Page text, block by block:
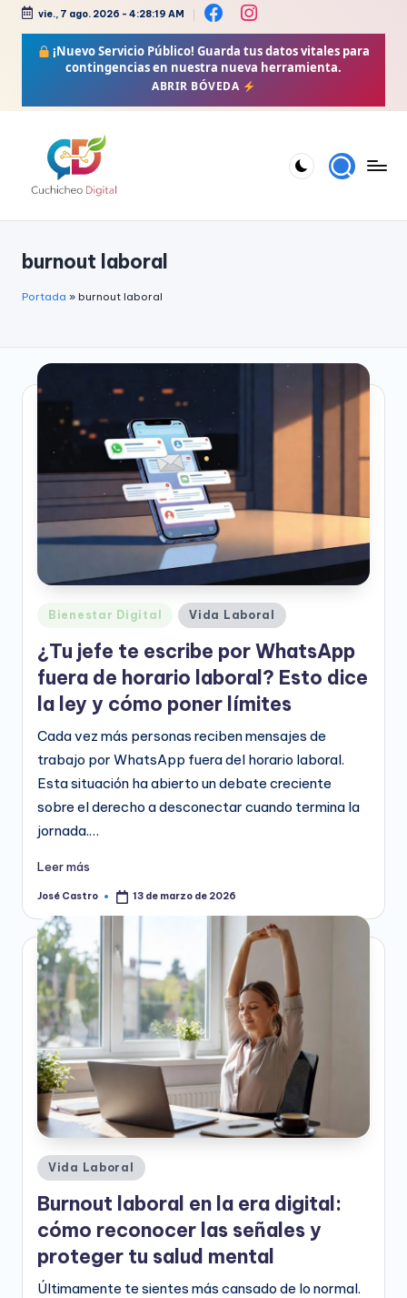
vie., 7 ago. 2026 - 4:28:20 AM
¡Nuevo Servicio Público! Guarda tus datos vitales para
contingencias en nuestra nueva herramienta.
ABRIR BÓVEDA
c
h
c
h
D
g
it
Crochet,
burnout laboral
Portada » burnout laboral
Publicado
Bienestar Digital Vida Laboral
¿Tu jefe te escribe por WhatsApp
fuera de horario laboral? Esto dice
la ley y cómo poner límites
Cada vez más personas reciben mensajes de
trabajo por WhatsApp fuera del horario laboral.
Esta situación ha abierto un debate creciente
sobre el derecho a desconectar cuando termina la
jornada.…
Leer más
Publicado
José Castro 13 de marzo de 2026
Publicado
en
Vida Laboral
Burnout laboral en la era digital:
cómo reconocer las señales y
proteger tu salud mental
Últimamente te sientes más cansado de lo normal.